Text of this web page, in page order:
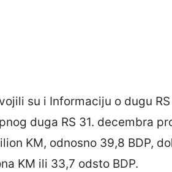
su i Informaciju o dugu
duga RS 31. decembra
KM, odnosno 39,8 BDP,
KM ili 33,7 odsto BDP.